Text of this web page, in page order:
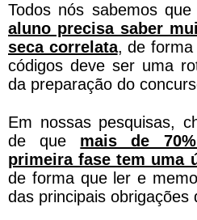
Todos nós sabemos
aluno precisa saber
seca correlata, de forma
códigos deve ser uma
da preparação do
Em nossas pesquisas,
de que mais de
primeira fase tem uma
de forma que ler e
das principais obrigações